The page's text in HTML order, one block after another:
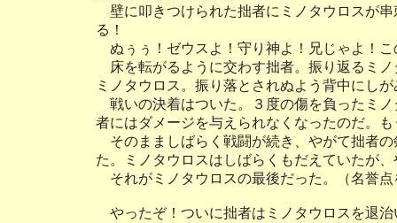
壁に叩きつけられた拙者にミノタウロスが
る！
ぬぅぅ！ゼウスよ！守り神よ！兄じゃよ！
床を転がるように交わす拙者。振り返るミ
ミノタウロス。振り落とされぬよう背中にし
戦いの決着はついた。３度の傷を負ったミ
者にはダメージを与えられなくなったのだ。
そのまましばらく戦闘が続き、やがて拙者
た。ミノタウロスはしばらくもだえていたが
それがミノタウロスの最後だった。（名誉点
やったぞ！ついに拙者はミノタウロスを退